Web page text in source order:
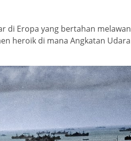
di Eropa yang bertahan melawan
heroik di mana Angkatan Udara